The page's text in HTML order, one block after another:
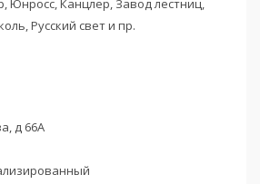
Юнросс, Канцлер, Завод лестниц,
Русский свет и пр.
д 66А